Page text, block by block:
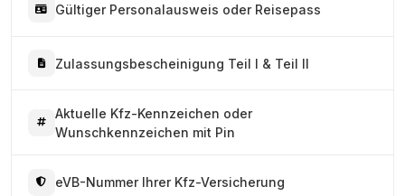
Gültiger Personalausweis oder Reisepass
Zulassungsbescheinigung Teil I & Teil II
Aktuelle Kfz-Kennzeichen oder
Wunschkennzeichen mit Pin
eVB-Nummer Ihrer Kfz-Versicherung